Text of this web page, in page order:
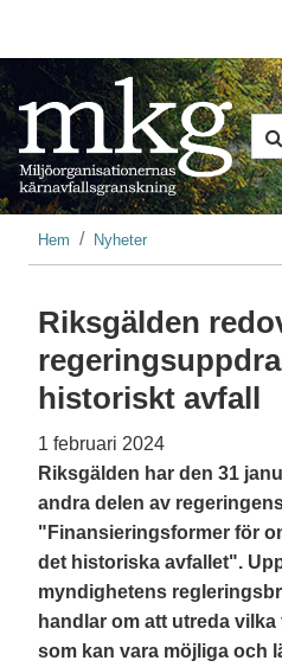
Länkstig
Hem Nyheter
Riksgälden
historiskt avfall
1 februari 2024
Riksgälden har den 31
andra delen av
"Finansieringsformer för
det historiska avfallet".
myndighetens
handlar om att utreda
som kan vara möjliga och